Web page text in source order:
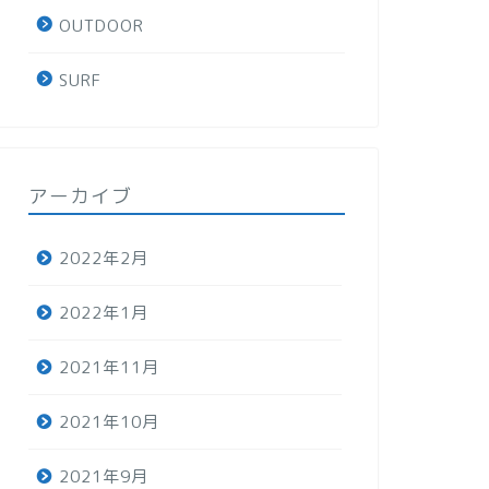
OUTDOOR
SURF
アーカイブ
2022年2月
2022年1月
2021年11月
2021年10月
2021年9月